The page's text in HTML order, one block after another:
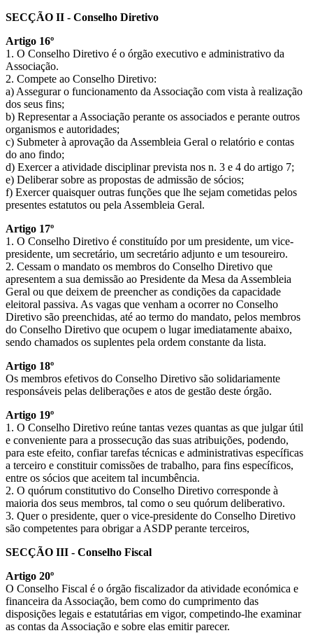
SECÇÃO II - Conselho Diretivo
Artigo 16º
1. O Conselho Diretivo é o órgão executivo e administrativo da
Associação.
2. Compete ao Conselho Diretivo:
a) Assegurar o funcionamento da Associação com vista à realização
dos seus fins;
b) Representar a Associação perante os associados e perante outros
organismos e autoridades;
c) Submeter à aprovação da Assembleia Geral o relatório e contas
do ano findo;
d) Exercer a atividade disciplinar prevista nos n. 3 e 4 do artigo 7;
e) Deliberar sobre as propostas de admissão de sócios;
f) Exercer quaisquer outras funções que lhe sejam cometidas pelos
presentes estatutos ou pela Assembleia Geral.
Artigo 17º
1. O Conselho Diretivo é constituído por um presidente, um vice-
presidente, um secretário, um secretário adjunto e um tesoureiro.
2. Cessam o mandato os membros do Conselho Diretivo que
apresentem a sua demissão ao Presidente da Mesa da Assembleia
Geral ou que deixem de preencher as condições da capacidade
eleitoral passiva. As vagas que venham a ocorrer no Conselho
Diretivo são preenchidas, até ao termo do mandato, pelos membros
do Conselho Diretivo que ocupem o lugar imediatamente abaixo,
sendo chamados os suplentes pela ordem constante da lista.
Artigo 18º
Os membros efetivos do Conselho Diretivo são solidariamente
responsáveis pelas deliberações e atos de gestão deste órgão.
Artigo 19º
1. O Conselho Diretivo reúne tantas vezes quantas as que julgar útil
e conveniente para a prossecução das suas atribuições, podendo,
para este efeito, confiar tarefas técnicas e administrativas específicas
a terceiro e constituir comissões de trabalho, para fins específicos,
entre os sócios que aceitem tal incumbência.
2. O quórum constitutivo do Conselho Diretivo corresponde à
maioria dos seus membros, tal como o seu quórum deliberativo.
3. Quer o presidente, quer o vice-presidente do Conselho Diretivo
são competentes para obrigar a ASDP perante terceiros,
SECÇÃO III - Conselho Fiscal
Artigo 20º
O Conselho Fiscal é o órgão fiscalizador da atividade económica e
financeira da Associação, bem como do cumprimento das
disposições legais e estatutárias em vigor, competindo-lhe examinar
as contas da Associação e sobre elas emitir parecer.